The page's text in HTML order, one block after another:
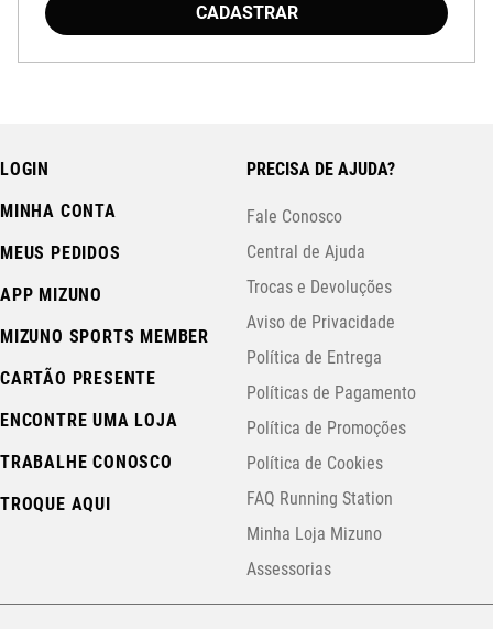
EXPERIÊNCIA MIZUNO NO APP
CADASTRAR
LOGIN
MINHA CONTA
MEUS PEDIDOS
APP MIZUNO
MIZUNO SPORTS MEMBER
CARTÃO PRESENTE
ENCONTRE UMA LOJA
TRABALHE CONOSCO
TROQUE AQUI
PRECISA DE AJUDA?
Fale Conosco
Central de Ajuda
Trocas e Devoluções
Aviso de Privacidade
Política de Entrega
Políticas de Pagamento
Política de Promoções
Política de Cookies
FAQ Running Station
Minha Loja Mizuno
Assessorias